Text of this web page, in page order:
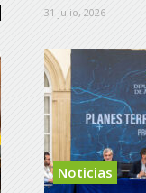
31 julio, 2026
Noticias